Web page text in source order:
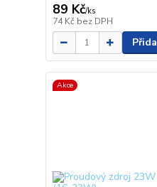
89 Kč/ks
74 Kč bez DPH
Akce